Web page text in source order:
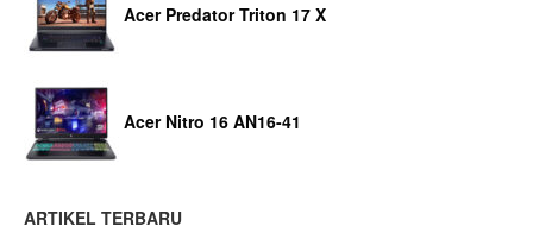
Acer Predator Triton 17 X
Acer Nitro 16 AN16-41
ARTIKEL TERBARU